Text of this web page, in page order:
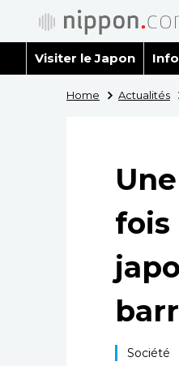
Visiter le Japon
Home Actualités
fois
Société